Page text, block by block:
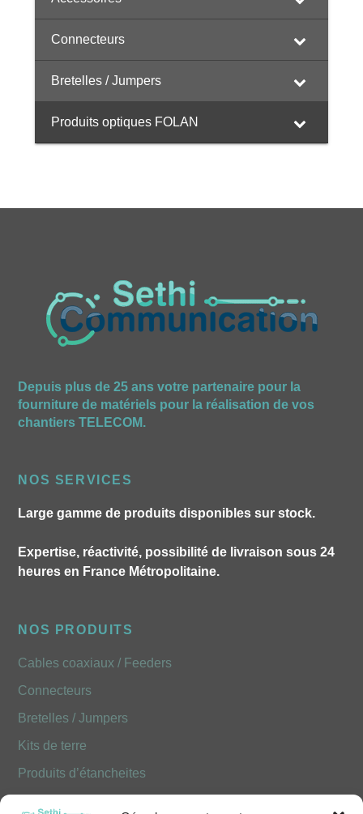
Connecteurs
Bretelles / Jumpers
Produits optiques FOLAN
Depuis plus de 25 ans votre partenaire pour la
fourniture de matériels pour la réalisation de vos
chantiers TELECOM.
NOS SERVICES
Large gamme de produits disponibles sur stock.
Expertise, réactivité, possibilité de livraison sous 24
heures en France Métropolitaine.
NOS PRODUITS
Cables coaxiaux / Feeders
Connecteurs
Bretelles / Jumpers
Kits de terre
Produits d’étancheites